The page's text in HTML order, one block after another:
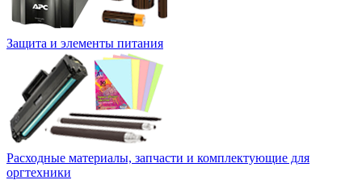
Защита и элементы питания
Расходные материалы, запчасти и комплектующие для
оргтехники